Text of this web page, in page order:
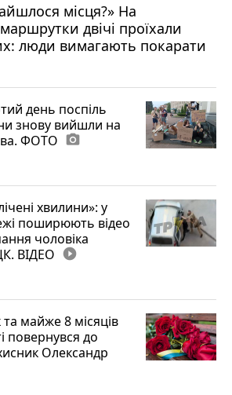
місця?» На
двічі проїхали
люди вимагають покарати
день поспіль
знову вийшли на
ФОТО photo_camera
хвилини»: у
поширюють відео
чоловіка
ВІДЕО play_circle_filled
майже 8 місяців
повернувся до
Олександр